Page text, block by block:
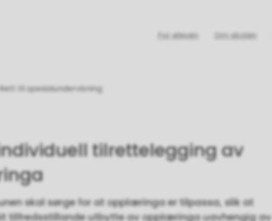
For eleven Om skolen
Rett til spesialundervisning
tilrettelegging av
skal sørge for at opplæringa er tilpassa, slik at
tilfredsstillande utbytte av opplæringa uavhengig av